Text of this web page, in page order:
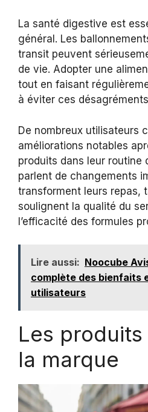
La santé digestive est
général. Les
transit peuvent
de vie. Adopter une
tout en faisant
à éviter ces
De nombreux utilisateurs
améliorations notables
produits dans leur routine
parlent de changements
transforment leurs repas,
soulignent la qualité du
l’efficacité des formules
Lire aussi: Noocube
complète des bienfaits
utilisateurs
Les
la marque